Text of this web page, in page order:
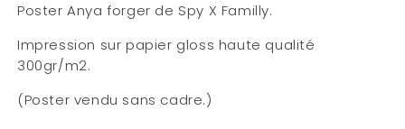
Poster Anya forger de Spy X Familly.
Impression sur papier gloss haute qualité
300gr/m2.
(Poster vendu sans cadre.)